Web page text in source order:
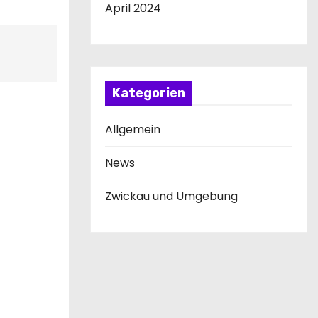
April 2024
Kategorien
Allgemein
News
Zwickau und Umgebung